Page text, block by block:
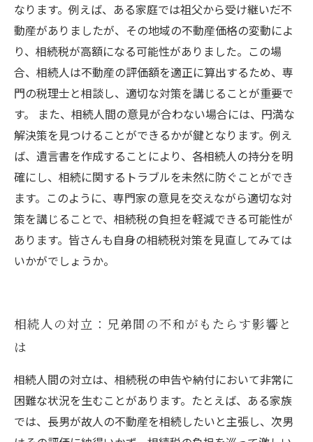
なります。例えば、ある家庭では祖父から受け継いだ不
動産がありましたが、その地域の不動産価格の変動によ
り、相続税が高額になる可能性がありました。この場
合、相続人は不動産の評価額を適正に算出するため、専
門の税理士と相談し、適切な対策を講じることが重要で
す。 また、相続人間の意見が合わない場合には、円満な
解決策を見つけることができるかが鍵となります。例え
ば、遺言書を作成することにより、各相続人の持分を明
確にし、相続に関するトラブルを未然に防ぐことができ
ます。このように、専門家の意見を交えながら適切な対
策を講じることで、相続税の負担を軽減できる可能性が
あります。皆さんも自身の相続税対策を見直してみては
いかがでしょうか。
相続人の対立：兄弟間の不和がもたらす影響と
は
相続人間の対立は、相続税の申告や納付において非常に
困難な状況を生むことがあります。たとえば、ある家族
では、長男が故人の不動産を相続したいと主張し、次男